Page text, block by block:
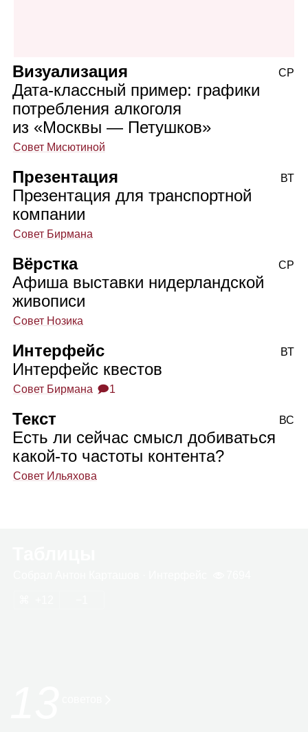
Визуализация
Дата‑классный пример: графики
потребления алкоголя
из «Москвы — Петушков»
Совет Мисютиной
СР
Презентация
Презентация для транспортной
компании
Совет Бирмана
ВТ
Вёрстка
Афиша выставки нидерландской
живописи
Совет Нозика
СР
Интерфейс
Интерфейс квестов
Совет Бирмана 🗩1
ВТ
Текст
Есть ли сейчас смысл добиваться
какой‑то частоты контента?
Совет Ильяхова
ВС